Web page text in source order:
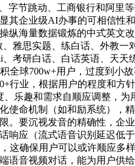
字节跳动、工商银行和阿里
其企业级AI办事的可相信
纵海量数据锻炼的中式英
雅思实题、练白话、外教
考研白话、白话英语、天
全球700w+用户，过度到小
行业，根据用户的程度和
乐趣和需求自顺应调整，
使命机制（如和励系统）
。要沉视发音的精确性，
响应（流式语音识别延迟
这确保用户可以或许顺应
语音视频对话，能为用户